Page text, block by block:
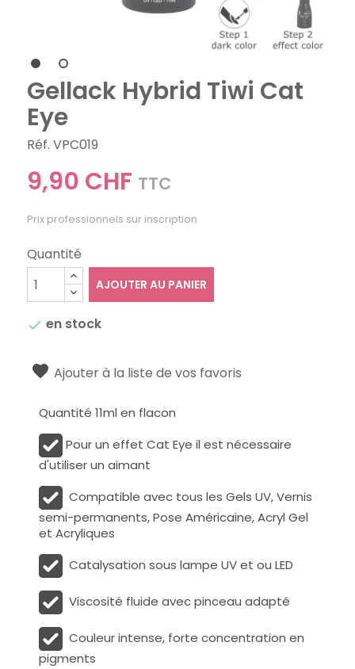
Gellack Hybrid Tiwi Cat
Eye
Réf. VPC019
9,90 CHF TTC
Prix professionnels sur inscription
Quantité
AJOUTER AU PANIER
 en stock
Ajouter à la liste de vos favoris
Quantité 11ml en flacon
Pour un effet Cat Eye il est nécessaire
d'utiliser un aimant
Compatible avec tous les Gels UV, Vernis
semi-permanents, Pose Américaine, Acryl Gel
et Acryliques
Catalysation sous lampe UV et ou LED
Viscosité fluide avec pinceau adapté
Couleur intense, forte concentration en
pigments